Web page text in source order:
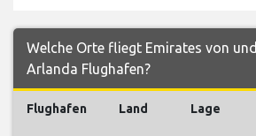
Welche Orte fliegt Emirates von
Arlanda Flughafen?
Flughafen Land Lage